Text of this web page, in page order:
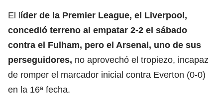
El líder de la Premier League, el Liverpool,
concedió terreno al empatar 2-2 el sábado
contra el Fulham, pero el Arsenal, uno de sus
perseguidores, no aprovechó el tropiezo, incapaz
de romper el marcador inicial contra Everton (0-0)
en la 16ª fecha.